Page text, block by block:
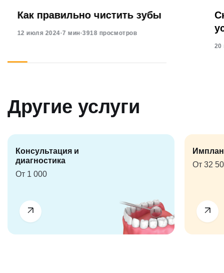
Как правильно чистить зубы
12 июля 2024·7 мин·3918 просмотров
20
Другие услуги
Консультация и
диагностика
От 1 000
От 32